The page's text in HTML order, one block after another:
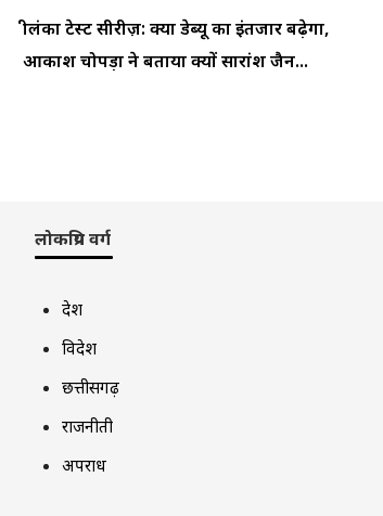
श्रीलंका टेस्ट सीरीज़: क्या डेब्यू का इंतजार बढ़ेगा,
आकाश चोपड़ा ने बताया क्यों सारांश जैन...
लोकप्रिय वर्ग
देश
विदेश
छत्तीसगढ़
राजनीती
अपराध